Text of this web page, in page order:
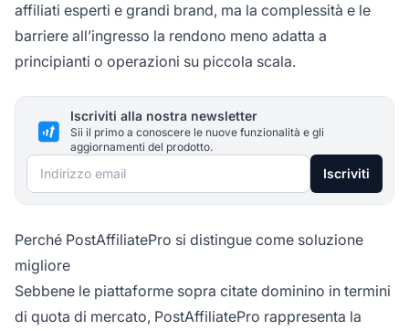
affiliati esperti e grandi brand, ma la complessità e le
barriere all’ingresso la rendono meno adatta a
principianti o operazioni su piccola scala.
Iscriviti alla nostra newsletter
Sii il primo a conoscere le nuove funzionalità e gli
aggiornamenti del prodotto.
Indirizzo email Iscriviti
Perché PostAffiliatePro si distingue come soluzione
migliore
Sebbene le piattaforme sopra citate dominino in termini
di quota di mercato, PostAffiliatePro rappresenta la